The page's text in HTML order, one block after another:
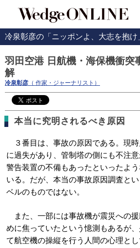
冷泉彰彦の「ニッポンよ、大志を抱け
羽田空港 日航機・海保機衝突
解
冷泉彰彦 （ 作家・ジャーナリスト）
本当に究明されるべき原因
３番目は、事故の原因である。現時
に過失があり、管制塔の側にも不注
警告装置の不備もあったといったよ
いる。だが、本当の事故原因調査と
ベルのものではない。
また、一部には事故機が震災への
めに焦っていたという憶測もあるが
て航空機の操縦を行う人間の心理と